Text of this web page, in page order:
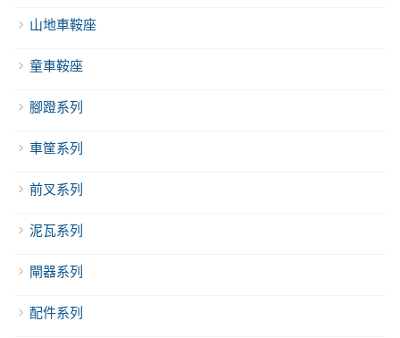
山地車鞍座
童車鞍座
腳蹬系列
車筐系列
前叉系列
泥瓦系列
閘器系列
配件系列